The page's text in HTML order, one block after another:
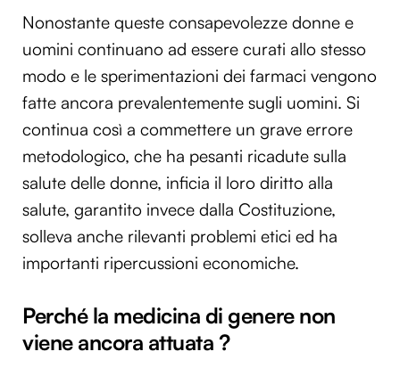
Nonostante queste consapevolezze donne e
uomini continuano ad essere curati allo stesso
modo e le sperimentazioni dei farmaci vengono
fatte ancora prevalentemente sugli uomini. Si
continua così a commettere un grave errore
metodologico, che ha pesanti ricadute sulla
salute delle donne, inficia il loro diritto alla
salute, garantito invece dalla Costituzione,
solleva anche rilevanti problemi etici ed ha
importanti ripercussioni economiche.
Perché la medicina di genere non
viene ancora attuata ?